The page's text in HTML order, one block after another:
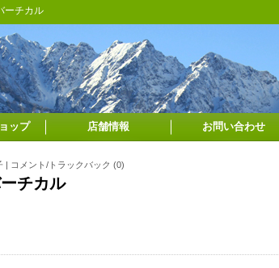
ーチカル
ップ 店舗情報 お問い合わせ
| コメント/トラックバック (0)
チカル